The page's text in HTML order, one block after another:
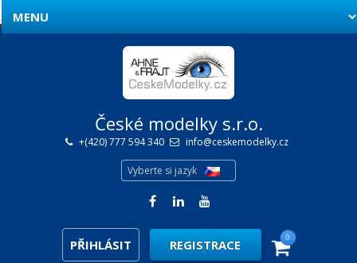
České modelky s.r.o.
+(420) 777 594 340 info@ceskemodelky.cz
Vyberte si jazyk
PŘIHLÁSIT REGISTRACE 0